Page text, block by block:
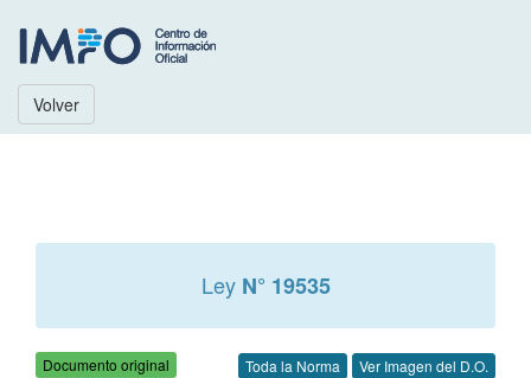
Volver
Ley N° 19535
Documento original Toda la Norma Ver Imagen del D.O.